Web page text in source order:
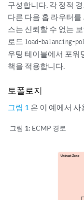
구성합니다. 각 정적
다른 다음 홉 라우터
스는 신뢰할 수 없는
로드 load-balancing-
우팅 테이블에서 포워
책을 적용합니다.
토폴로지
그림 1 은 이 예에서
그림 1: ECMP 경로